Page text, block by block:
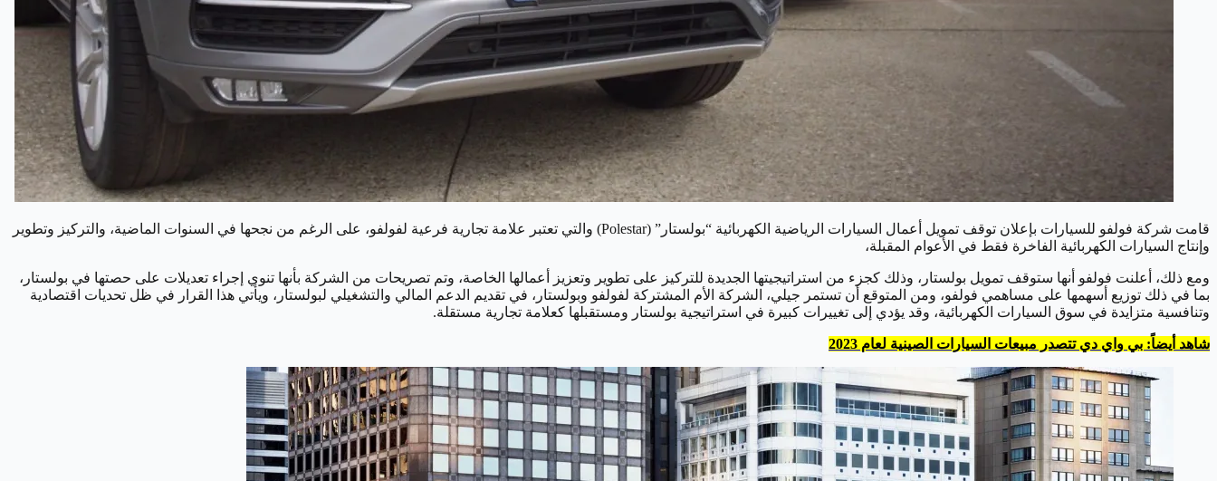
قامت شركة فولفو للسيارات بإعلان توقف تمويل أعمال السيارات الرياضية الكهربائية “بولستار” (Polestar) والتي تعتبر علامة تجارية فرعية لفولفو، على الرغم من نجحها في السنوات الماضية، والتركيز وتطوير
وإنتاج السيارات الكهربائية الفاخرة فقط في الأعوام المقبلة،
ومع ذلك، أعلنت فولفو أنها ستوقف تمويل بولستار، وذلك كجزء من استراتيجيتها الجديدة للتركيز على تطوير وتعزيز أعمالها الخاصة، وتم تصريحات من الشركة بأنها تنوي إجراء تعديلات على حصتها في بولستار،
بما في ذلك توزيع أسهمها على مساهمي فولفو، ومن المتوقع أن تستمر جيلي، الشركة الأم المشتركة لفولفو وبولستار، في تقديم الدعم المالي والتشغيلي لبولستار، ويأتي هذا القرار في ظل تحديات اقتصادية
وتنافسية متزايدة في سوق السيارات الكهربائية، وقد يؤدي إلى تغييرات كبيرة في استراتيجية بولستار ومستقبلها كعلامة تجارية مستقلة.
شاهد أيضاً: بي واي دي تتصدر مبيعات السيارات الصينية لعام 2023